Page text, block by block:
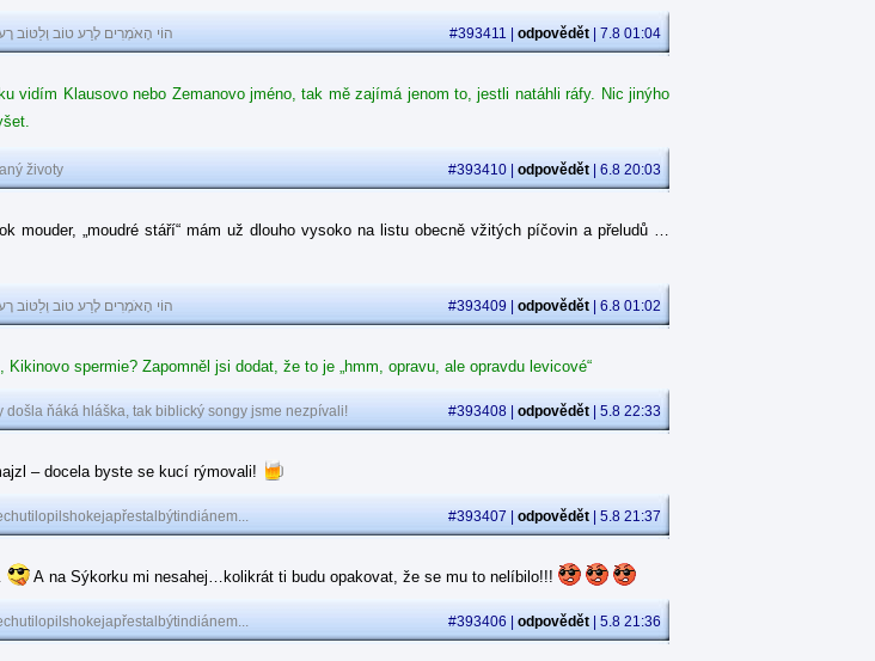
הוֹי הָאֹמְרִים לָרַע טוֹב וְלַטּוֹב #393411 | odpovědět | 7.8 01:04
vidím Klausovo nebo Zemanovo jméno, tak mě zajímá jenom to, jestli natáhli ráfy. Nic jinýho
životy #393410 | odpovědět | 6.8 20:03
mouder, „moudré stáří“ mám už dlouho vysoko na listu obecně vžitých píčovin a přeludů …
הוֹי הָאֹמְרִים לָרַע טוֹב וְלַטּוֹב #393409 | odpovědět | 6.8 01:02
spermie? Zapomněl jsi dodat, že to je „hmm, opravu, ale opravdu levicové“
došla ňáká hláška, tak biblický songy jsme nezpívali! #393408 | odpovědět | 5.8 22:33
– docela byste se kucí rýmovali!
#393407 | odpovědět | 5.8 21:37
A na Sýkorku mi nesahej…kolikrát ti budu opakovat, že se mu to nelíbilo!!!
#393406 | odpovědět | 5.8 21:36